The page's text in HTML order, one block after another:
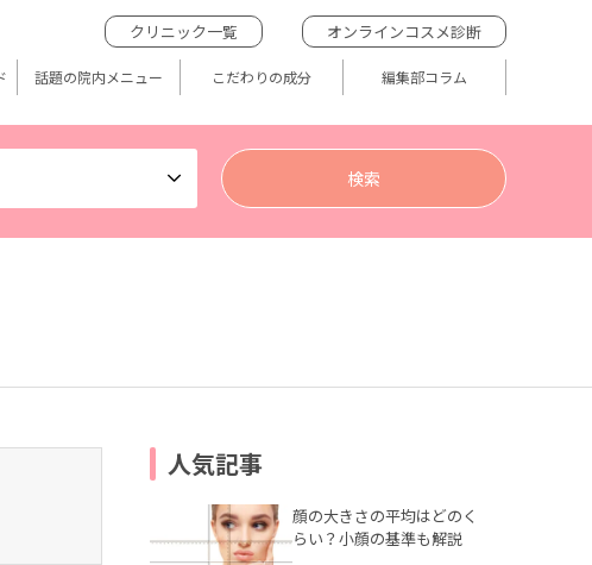
クリニック一覧 オンラインコスメ診断
話題の院内メニュー こだわりの成分 編集部コラム
人気記事
顔の大きさの平均はどのく
らい？小顔の基準も解説